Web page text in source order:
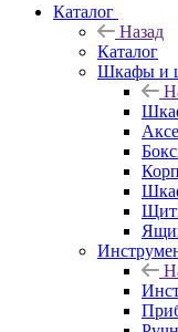
Каталог
Назад
Каталог
Шкафы и